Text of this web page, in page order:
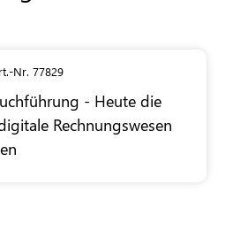
Nr. 77829
- Heute die
Rechnungswesen